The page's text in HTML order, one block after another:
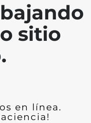
sitio
en línea.